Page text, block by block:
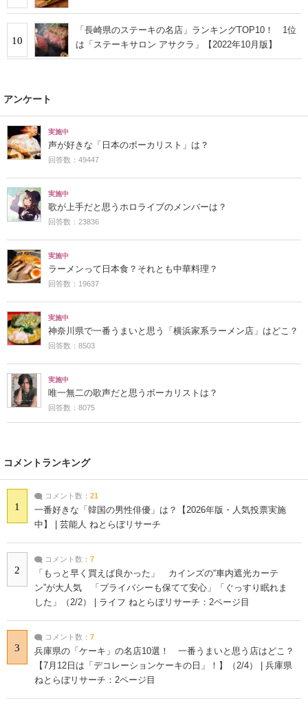
10
「長崎県のステーキの名店」ランキングTOP10！ 1位
は「ステーキサロン アサクラ」【2022年10月版】
アンケート
実施中
声が好きな「日本のボーカリスト」は？
回答数：49447
実施中
歌が上手だと思うホロライブのメンバーは？
回答数：23836
実施中
ラーメンって日本食？それとも中華料理？
回答数：19637
実施中
神奈川県で一番うまいと思う「横浜家系ラーメン店」はどこ？
回答数：8503
実施中
唯一無二の歌声だと思うボーカリストは？
回答数：8075
コメントランキング
1
コメント数： 21
一番好きな「韓国の男性俳優」は？【2026年版・人気投票実施
中】 | 芸能人 ねとらぼリサーチ
2
コメント数： 7
「もっと早く買えば良かった」 カインズの“車内遮光カーテ
ン”が大人気 「プライバシーも保てて安心」「ぐっすり眠れま
した」（2/2） | ライフ ねとらぼリサーチ：2ページ目
3
コメント数： 7
兵庫県の「ケーキ」の名店10選！ 一番うまいと思う店はどこ？
【7月12日は「デコレーションケーキの日」！】（2/4） | 兵庫県
ねとらぼリサーチ：2ページ目